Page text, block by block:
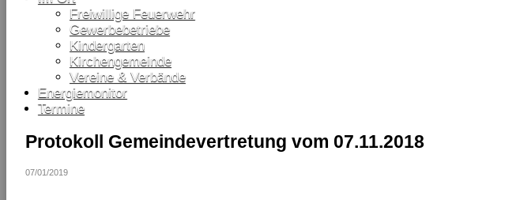
Freiwillige Feuerwehr
Gewerbebetriebe
Kindergarten
Kirchengemeinde
Vereine & Verbände
Energiemonitor
Termine
Protokoll Gemeindevertretung vom 07.11.2018
07/01/2019